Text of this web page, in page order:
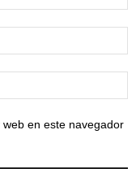
en este navegador